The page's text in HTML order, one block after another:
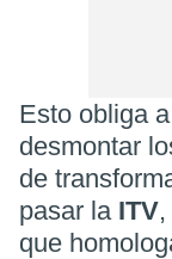
Esto obliga
desmontar
de
pasar la ITV
que